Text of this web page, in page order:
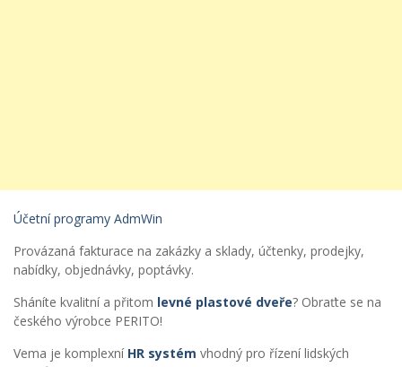
Účetní programy AdmWin
Provázaná fakturace na zakázky a sklady, účtenky, prodejky,
nabídky, objednávky, poptávky.
Sháníte kvalitní a přitom levné plastové dveře? Obraťte se na
českého výrobce PERITO!
Vema je komplexní HR systém vhodný pro řízení lidských